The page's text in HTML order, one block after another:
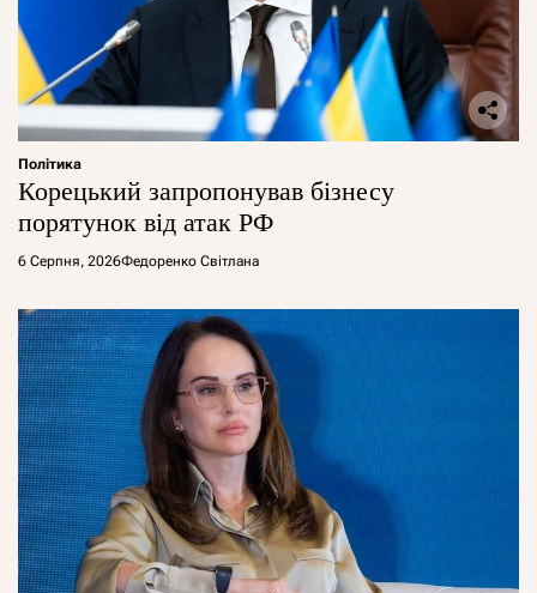
Політика
Корецький запропонував бізнесу
порятунок від атак РФ
6 Серпня, 2026Федоренко Світлана